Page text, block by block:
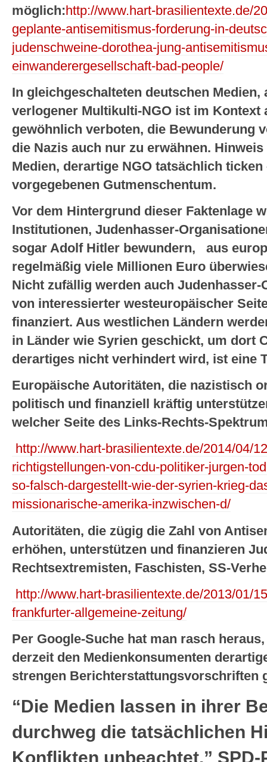
möglich:http://www.hart-brasilientexte.de/
geplante-antisemitismus-forderung-in-
judenschweine-dorothea-jung-
einwanderergesellschaft-bad-people/
In gleichgeschalteten deutschen
verlogener Multikulti-NGO ist im Kontext
gewöhnlich verboten, die Bewunderung
die Nazis auch nur zu erwähnen.
Medien, derartige NGO tatsächlich ticken
vorgegebenen Gutmenschentum.
Vor dem Hintergrund dieser Faktenlage
Institutionen, Judenhasser-
sogar Adolf Hitler bewundern, aus
regelmäßig viele Millionen Euro
Nicht zufällig werden auch
von interessierter westeuropäischer
finanziert. Aus westlichen Ländern
in Länder wie Syrien geschickt, um dort
derartiges nicht verhindert wird, ist eine
Europäische Autoritäten, die nazistisch
politisch und finanziell kräftig
welcher Seite des Links-Rechts-
http://www.hart-brasilientexte.de/2014/04/
richtigstellungen-von-cdu-politiker-jurgen-
so-falsch-dargestellt-wie-der-syrien-krieg-
missionarische-amerika-inzwischen-d/
Autoritäten, die zügig die Zahl von
erhöhen, unterstützen und finanzieren
Rechtsextremisten, Faschisten, SS-
http://www.hart-brasilientexte.de/2013/01/
frankfurter-allgemeine-zeitung/
Per Google-Suche hat man rasch
derzeit den Medienkonsumenten
strengen Berichterstattungsvorschriften
“Die Medien lassen in ihrer
durchweg die tatsächlichen
Konflikten unbeachtet.”